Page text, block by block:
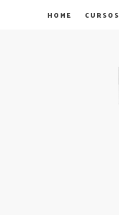
HOME CURSOS